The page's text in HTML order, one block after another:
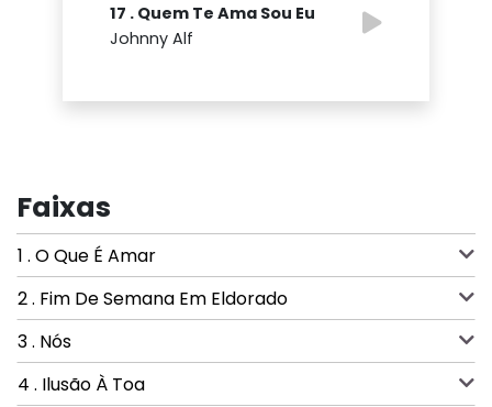
17 . Quem Te Ama Sou Eu
Johnny Alf
Faixas
1 . O Que É Amar
2 . Fim De Semana Em Eldorado
3 . Nós
4 . Ilusão À Toa